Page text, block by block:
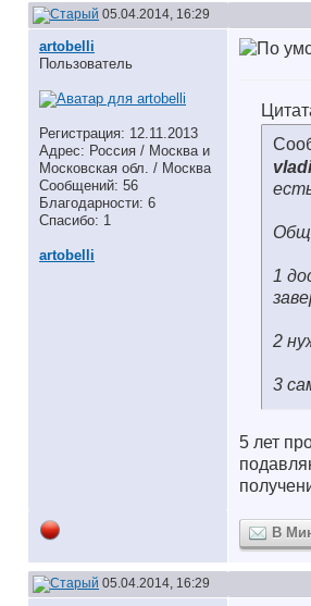
05.04.2014, 16:29
artobelli
Пользователь
Регистрация: 12.11.2013
Адрес: Россия / Москва и
Московская обл. / Москва
Сообщений: 56
Благодарности: 6
Спасибо: 1
artobelli
1
2
3
5 лет
В
05.04.2014, 16:29